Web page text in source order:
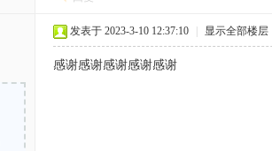
发表于 2023-3-10 12:37:10 显示全部楼层
感谢感谢感谢感谢感谢